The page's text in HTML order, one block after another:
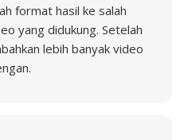
format hasil ke salah
yang didukung. Setelah
lebih banyak video